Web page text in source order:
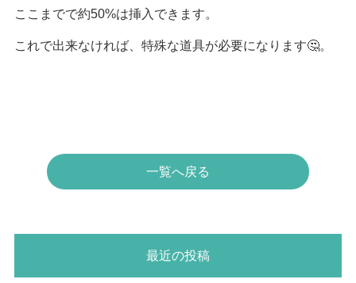
ここまでで約50%は挿入できます。
これで出来なければ、特殊な道具が必要になります🤔。
一覧へ戻る
最近の投稿